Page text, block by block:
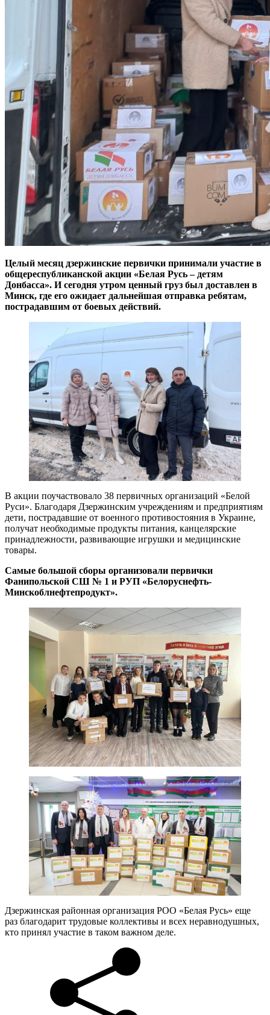
Целый месяц дзержинские первички принимали участие в
общереспубликанской акции «Белая Русь – детям
Донбасса». И сегодня утром ценный груз был доставлен в
Минск, где его ожидает дальнейшая отправка ребятам,
пострадавшим от боевых действий.
В акции поучаствовало 38 первичных организаций «Белой
Руси». Благодаря Дзержинским учреждениям и предприятиям
дети, пострадавшие от военного противостояния в Украине,
получат необходимые продукты питания, канцелярские
принадлежности, развивающие игрушки и медицинские
товары.
Самые большой сборы организовали первички
Фанипольской СШ № 1 и РУП «Белоруснефть-
Минскоблнефтепродукт».
Дзержинская районная организация РОО «Белая Русь» еще
раз благодарит трудовые коллективы и всех неравнодушных,
кто принял участие в таком важном деле.